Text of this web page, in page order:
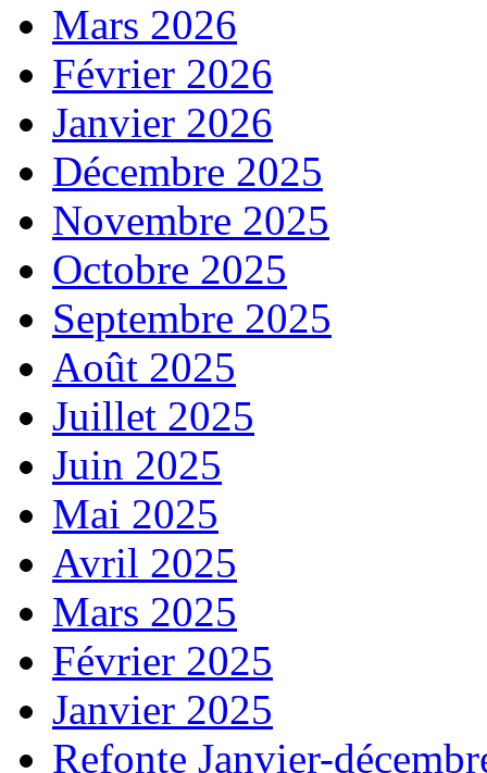
Mars 2026
Février 2026
Janvier 2026
Décembre 2025
Novembre 2025
Octobre 2025
Septembre 2025
Août 2025
Juillet 2025
Juin 2025
Mai 2025
Avril 2025
Mars 2025
Février 2025
Janvier 2025
Refonte Janvier-